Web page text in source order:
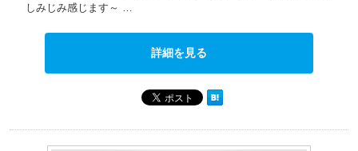
しみじみ感じます～ …
詳細を見る